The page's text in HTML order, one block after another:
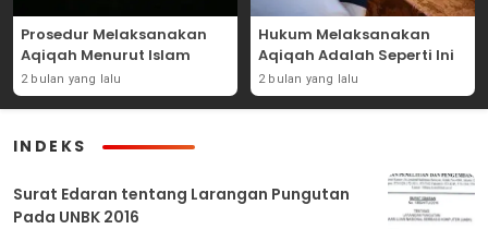
Prosedur Melaksanakan
Aqiqah Menurut Islam
2 bulan yang lalu
Hukum Melaksanakan
Aqiqah Adalah Seperti Ini
2 bulan yang lalu
INDEKS
Surat Edaran tentang Larangan Pungutan
Pada UNBK 2016